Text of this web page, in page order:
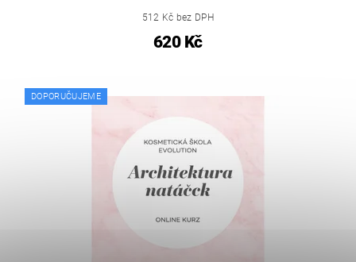
512 Kč bez DPH
620 Kč
DOPORUČUJEME